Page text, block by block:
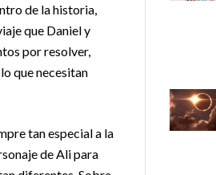
de la historia,
que Daniel y
por resolver,
que necesitan
tan especial a la
de Ali para